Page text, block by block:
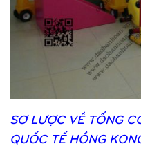
SƠLƯỢC VỀTỔNG
QUỐC TẾHỒNG